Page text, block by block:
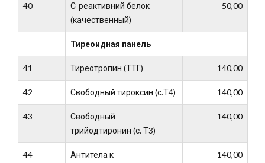
40
С-реактивний белок
(качественный)
50,00
Тиреоидная панель
41 Тиреотропин (ТТГ) 140,00
42 Свободный тироксин (с.Т4) 140,00
43
Свободный
трийодтиронин (с. Т3)
140,00
44
Антитела к
140,00